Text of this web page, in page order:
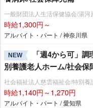
一般財団法人生活保健協会/湯
時給1,300円～
アルバイト・パート / 神奈川県
NEW
「週4から可」
別養護老人ホーム/社会保
社会福祉法人慈雲福祉会/特別
時給1,140円～1,270円
アルバイト・パート / 愛知県